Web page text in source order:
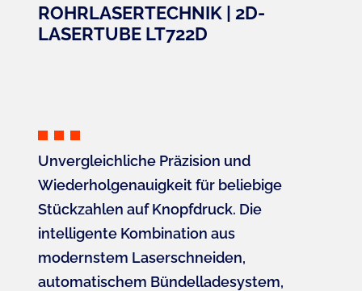
ROHRLASERTECHNIK | 2D-
LASERTUBE LT722D
Unvergleichliche Präzision und
Wiederholgenauigkeit für beliebige
Stückzahlen auf Knopfdruck. Die
intelligente Kombination aus
modernstem Laserschneiden,
automatischem Bündelladesystem,